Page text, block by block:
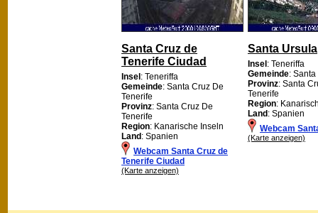
Santa Cruz de
Tenerife Ciudad
Insel: Teneriffa
Gemeinde: Santa Cruz De
Tenerife
Provinz: Santa Cruz De
Tenerife
Region: Kanarische Inseln
Land: Spanien
Webcam Santa Cruz de
Tenerife Ciudad
(Karte anzeigen)
Santa Ursula
Insel: Teneriffa
Gemeinde:
Provinz: Santa
Tenerife
Region:
Land: Spanien
Webcam
(Karte anzeigen)